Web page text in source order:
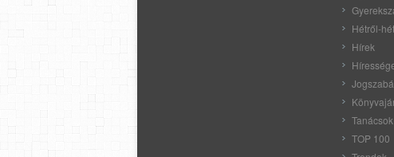
Hétről-
Hírek
Tanácsok
TOP 100